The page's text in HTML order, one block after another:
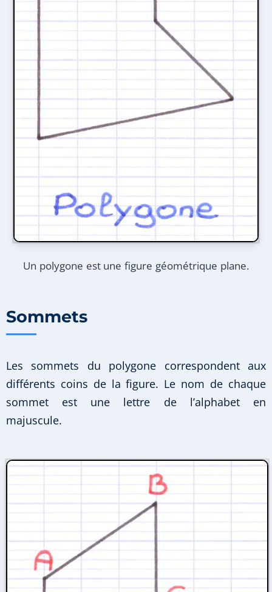
Un polygone est une figure géométrique plane.
Sommets
Les sommets du polygone correspondent aux
différents coins de la figure. Le nom de chaque
sommet est une lettre de l’alphabet en
majuscule.